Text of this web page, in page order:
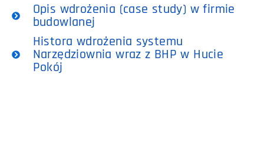
Opis wdrożenia (case study) w firmie
budowlanej
Histora wdrożenia systemu
Narzędziownia wraz z BHP w Hucie
Pokój